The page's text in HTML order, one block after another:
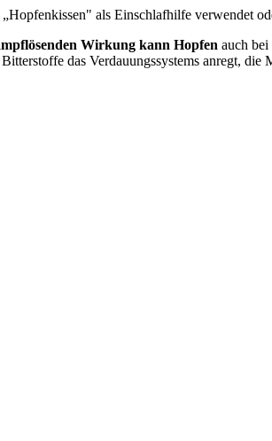
„Hopfenkissen" als Einschlafhilfe verwendet
Wirkung kann Hopfen auch
das Verdauungssystems anregt,